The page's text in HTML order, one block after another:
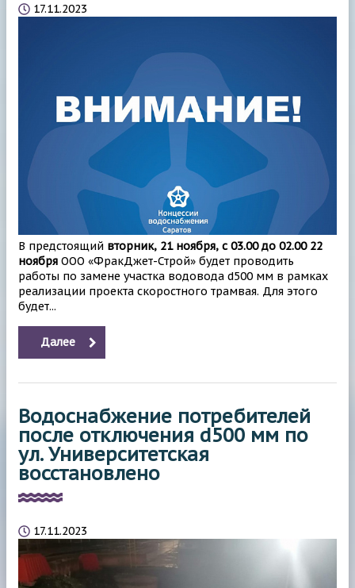
HAWLE
17.11.2023
В предстоящий вторник, 21 ноября, с 03.00 до 02.00 22
ноября ООО «ФракДжет-Строй» будет проводить
работы по замене участка водовода d500 мм в рамках
реализации проекта скоростного трамвая. Для этого
будет...
Далее
Водоснабжение потребителей
после отключения d500 мм по
ул. Университетская
восстановлено
17.11.2023